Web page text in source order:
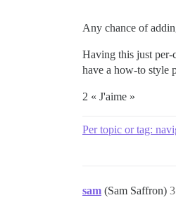
Any chance of
Having this just per-
have a how-to style
2 « J'aime »
Per topic or tag:
sam (Sam Saffron) 3